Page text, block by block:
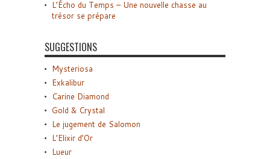
L’Écho du Temps – Une nouvelle chasse au
trésor se prépare
SUGGESTIONS
Mysteriosa
Exkalibur
Carine Diamond
Gold & Crystal
Le jugement de Salomon
L’Elixir d’Or
Lueur